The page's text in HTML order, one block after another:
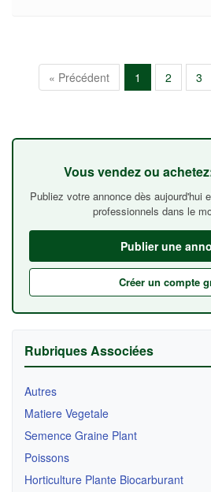
« Précédent 1 2 3
Vous vendez ou
Publiez votre annonce dès aujourd'hui
professionnels dans le
Publier une
Créer un compte
Rubriques Associées
Autres
Matiere Vegetale
Semence Graine Plant
Poissons
Horticulture Plante Biocarburant